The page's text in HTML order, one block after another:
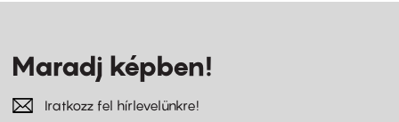
Maradj képben!
Iratkozz fel hírlevelünkre!